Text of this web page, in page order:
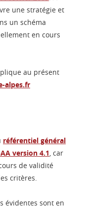
une stratégie et
un schéma
en cours
au présent
alpes.fr
référentiel général
version 4.1, car
de validité
critères.
évidentes sont en